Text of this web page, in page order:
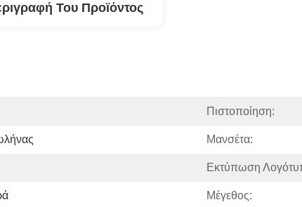
Του Προϊόντος
Πιστοποίηση:
Μανσέτα:
Εκτύπωση
Μέγεθος: